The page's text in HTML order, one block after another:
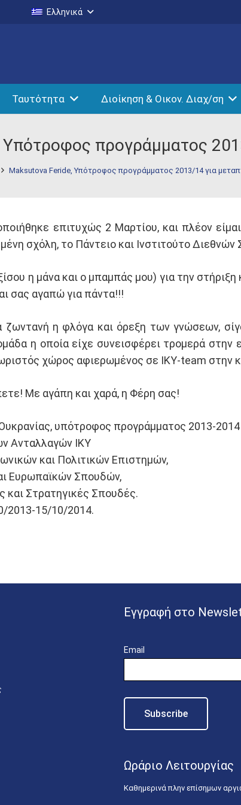
Ελληνικά
Ταυτότητα Διοίκηση & Οικον. Διαχ/ση
προγράμματος
Maksutova Feride, Υπότροφος προγράμματος 2013/14 για
επιτυχώς 2 Μαρτίου, και πλέον
σχόλη, το Πάντειο και Ινστιτούτο Διεθνών
η μάνα και ο μπαμπάς μου) για την
σας αγαπώ για πάντα!!!
η φλόγα και όρεξη των γνώσεων,
η οποία είχε συνεισφέρει τρομερά
χώρος αφιερωμένος σε ΙΚΥ-team στην
Με αγάπη και χαρά, η Φέρη σας!
υπότροφος προγράμματος 2013-
Ανταλλαγών IKY
και Πολιτικών Επιστημών,
Ευρωπαϊκών Σπουδών,
και Στρατηγικές Σπουδές.
2013-15/10/2014.
Εγγραφή στο
Email
Ωράριο Λειτουργίας
Καθημερινά πλην επίσημων